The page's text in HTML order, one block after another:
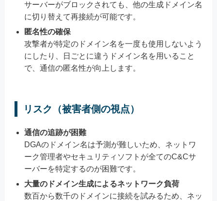
サーバーがブロックされても、他の生成ドメイン名
に切り替えて再接続が可能です。
匿名性の確保
攻撃者が特定のドメイン名を一度も使用しないよう
にしたり、日ごとに違うドメイン名を用いること
で、通信の匿名性が向上します。
リスク（被害者側の視点）
通信の追跡が困難
DGAのドメイン名は予測が難しいため、ネットワ
ーク管理者やセキュリティソフトが全てのC&Cサ
ーバーを特定するのが困難です。
大量のドメイン生成によるネットワーク負荷
数百から数千のドメインに接続を試みるため、ネッ